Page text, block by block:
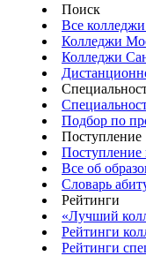
Поиск
Все
Колледжи
Колледжи
Подбор по
Поступление
Поступление
Все об
Словарь
Рейтинги
«Лучший
Рейтинги
Рейтинги